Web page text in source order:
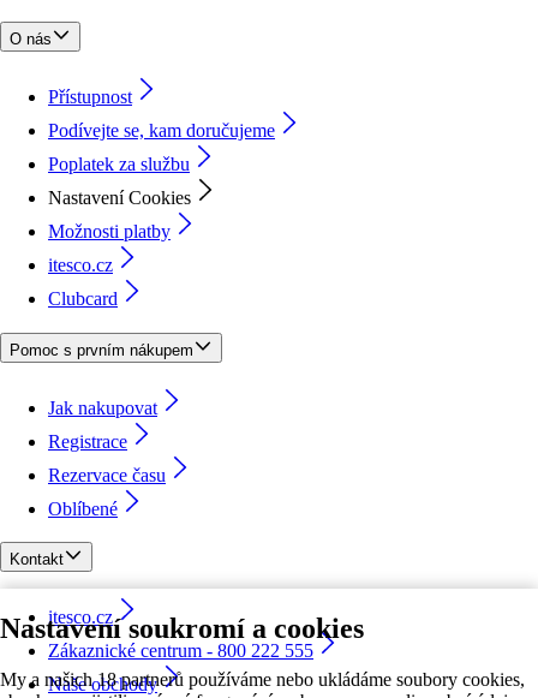
Nastavení soukromí a cookies
My a našich 18 partnerů používáme nebo ukládáme soubory cookies,
O nás
Přístupnost
Podívejte se, kam doručujeme
Poplatek za službu
Nastavení Cookies
Možnosti platby
itesco.cz
Clubcard
Pomoc s prvním nákupem
Jak nakupovat
Registrace
Rezervace času
Oblíbené
Kontakt
itesco.cz
Zákaznické centrum - 800 222 555
Naše obchody